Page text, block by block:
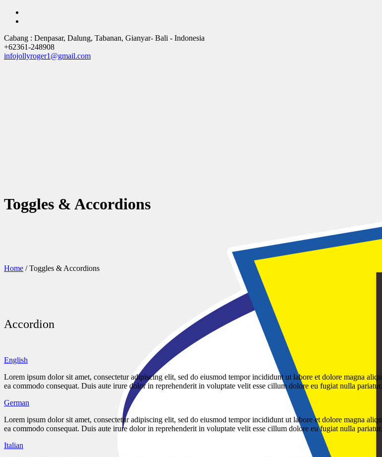
Cabang : Denpasar, Dalung, Tabanan, Gianyar- Bali - Indonesia
+62361-248908
infojollyroger1@gmail.com
Toggles & Accordions
Home /Toggles & Accordions
Accordion
English
Lorem ipsum dolor sit amet, consectetur adipiscing elit, sed do eiusmod tempor incididunt ut labore et dolore magna
ea commodo consequat. Duis aute irure dolor in reprehenderit in voluptate velit esse cillum dolore eu fugiat nulla
German
Lorem ipsum dolor sit amet, consectetur adipiscing elit, sed do eiusmod tempor incididunt ut labore et dolore magna
ea commodo consequat. Duis aute irure dolor in reprehenderit in voluptate velit esse cillum dolore eu fugiat nulla
Italian